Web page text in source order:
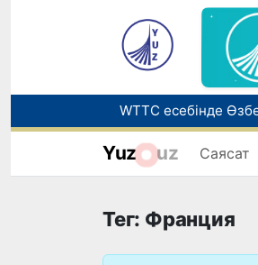
Беларусьтен
Жарты жылда
Yuz uz Саясат
Тег: Франция